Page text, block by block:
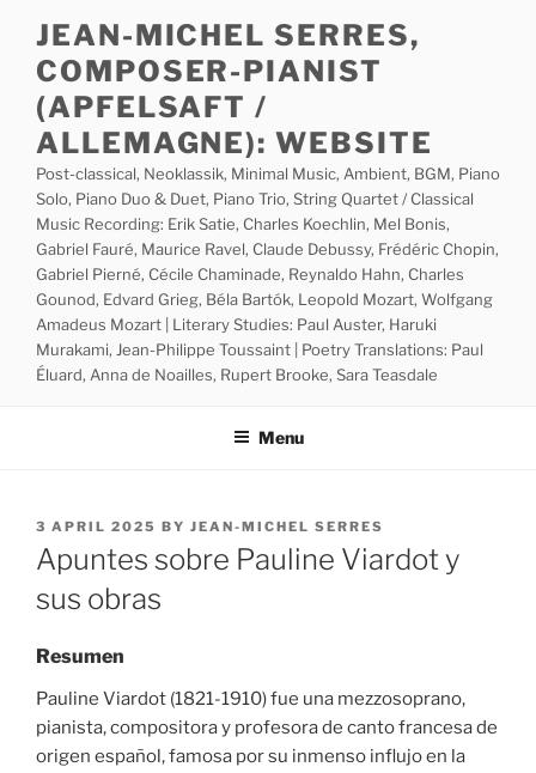
content
JEAN-MICHEL SERRES,
COMPOSER-PIANIST
(APFELSAFT /
ALLEMAGNE): WEBSITE
Post-classical, Neoklassik, Minimal Music, Ambient, BGM, Piano
Solo, Piano Duo & Duet, Piano Trio, String Quartet / Classical
Music Recording: Erik Satie, Charles Koechlin, Mel Bonis,
Gabriel Fauré, Maurice Ravel, Claude Debussy, Frédéric Chopin,
Gabriel Pierné, Cécile Chaminade, Reynaldo Hahn, Charles
Gounod, Edvard Grieg, Béla Bartók, Leopold Mozart, Wolfgang
Amadeus Mozart | Literary Studies: Paul Auster, Haruki
Murakami, Jean-Philippe Toussaint | Poetry Translations: Paul
Éluard, Anna de Noailles, Rupert Brooke, Sara Teasdale
Menu
POSTED
ON
3 APRIL 2025 BY JEAN-MICHEL SERRES
Apuntes sobre Pauline Viardot y
sus obras
Resumen
Pauline Viardot (1821-1910) fue una mezzosoprano,
pianista, compositora y profesora de canto francesa de
origen español, famosa por su inmenso influjo en la